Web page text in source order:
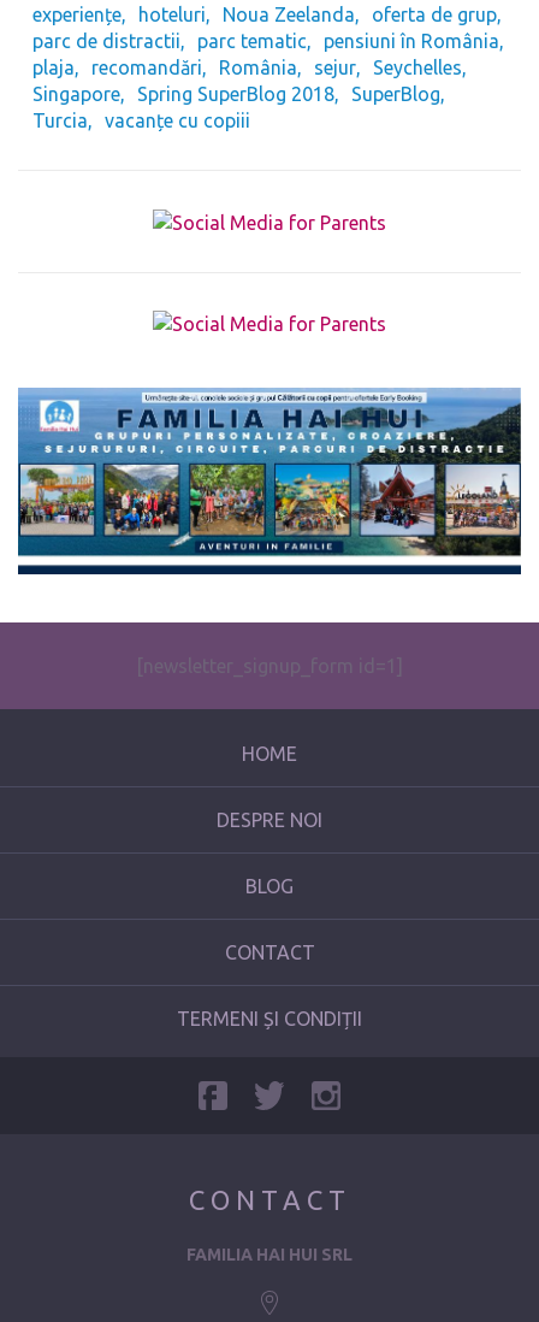
experiențe
hoteluri Noua Zeelanda
oferta de grup
parc de distractii
parc tematic
pensiuni în România
plaja
recomandări România sejur
Seychelles
Singapore
Spring SuperBlog 2018
SuperBlog
Turcia
vacanțe cu copiii
The form you have selected does not exist.
[newsletter_signup_form id=1]
HOME
DESPRE NOI
BLOG
CONTACT
TERMENI ȘI CONDIȚII
CONTACT
FAMILIA HAI HUI SRL